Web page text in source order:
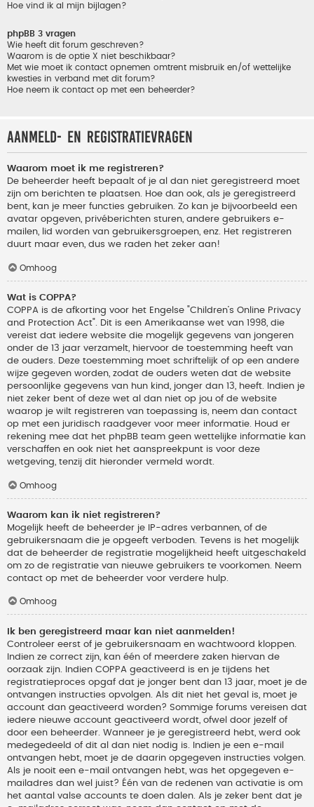
Hoe vind ik al mijn bijlagen?
phpBB 3 vragen
Wie heeft dit forum geschreven?
Waarom is de optie X niet beschikbaar?
Met wie moet ik contact opnemen omtrent misbruik en/of wettelijke
kwesties in verband met dit forum?
Hoe neem ik contact op met een beheerder?
Aanmeld- en registratievragen
Waarom moet ik me registreren?
De beheerder heeft bepaalt of je al dan niet geregistreerd moet
zijn om berichten te plaatsen. Hoe dan ook, als je geregistreerd
bent, kan je meer functies gebruiken. Zo kan je bijvoorbeeld een
avatar opgeven, privéberichten sturen, andere gebruikers e-
mailen, lid worden van gebruikersgroepen, enz. Het registreren
duurt maar even, dus we raden het zeker aan!
Omhoog
Wat is COPPA?
COPPA is de afkorting voor het Engelse "Children’s Online Privacy
and Protection Act". Dit is een Amerikaanse wet van 1998, die
vereist dat iedere website die mogelijk gegevens van jongeren
onder de 13 jaar verzamelt, hiervoor de toestemming heeft van
de ouders. Deze toestemming moet schriftelijk of op een andere
wijze gegeven worden, zodat de ouders weten dat de website
persoonlijke gegevens van hun kind, jonger dan 13, heeft. Indien je
niet zeker bent of deze wet al dan niet op jou of de website
waarop je wilt registreren van toepassing is, neem dan contact
op met een juridisch raadgever voor meer informatie. Houd er
rekening mee dat het phpBB team geen wettelijke informatie kan
verschaffen en ook niet het aanspreekpunt is voor deze
wetgeving, tenzij dit hieronder vermeld wordt.
Omhoog
Waarom kan ik niet registreren?
Mogelijk heeft de beheerder je IP-adres verbannen, of de
gebruikersnaam die je opgeeft verboden. Tevens is het mogelijk
dat de beheerder de registratie mogelijkheid heeft uitgeschakeld
om zo de registratie van nieuwe gebruikers te voorkomen. Neem
contact op met de beheerder voor verdere hulp.
Omhoog
Ik ben geregistreerd maar kan niet aanmelden!
Controleer eerst of je gebruikersnaam en wachtwoord kloppen.
Indien ze correct zijn, kan één of meerdere zaken hiervan de
oorzaak zijn. Indien COPPA geactiveerd is en je tijdens het
registratieproces opgaf dat je jonger bent dan 13 jaar, moet je de
ontvangen instructies opvolgen. Als dit niet het geval is, moet je
account dan geactiveerd worden? Sommige forums vereisen dat
iedere nieuwe account geactiveerd wordt, ofwel door jezelf of
door een beheerder. Wanneer je je geregistreerd hebt, werd ook
medegedeeld of dit al dan niet nodig is. Indien je een e-mail
ontvangen hebt, moet je de daarin opgegeven instructies volgen.
Als je nooit een e-mail ontvangen hebt, was het opgegeven e-
mailadres dan wel juist? Één van de redenen van activatie is om
het aantal valse accounts te doen dalen. Als je zeker bent dat je